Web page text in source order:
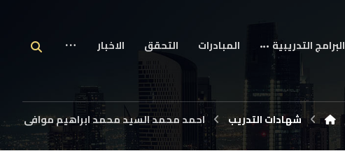
البرامج التدريبية المبادرات التحقق الاخبار
شهادات التدريب احمد محمد السيد محمد ابراهيم موافى